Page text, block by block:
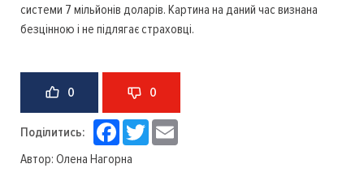
системи 7 мільйонів доларів. Картина на даний час визнана
безцінною і не підлягає страховці.
0 0
Поділитись: Facebook
Twitter
Автор: Олена Нагорна